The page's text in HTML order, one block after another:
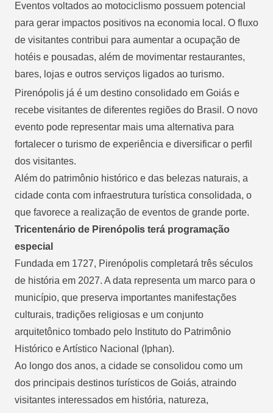
Eventos voltados ao motociclismo possuem potencial
para gerar impactos positivos na economia local. O fluxo
de visitantes contribui para aumentar a ocupação de
hotéis e pousadas, além de movimentar restaurantes,
bares, lojas e outros serviços ligados ao turismo.
Pirenópolis já é um destino consolidado em Goiás e
recebe visitantes de diferentes regiões do Brasil. O novo
evento pode representar mais uma alternativa para
fortalecer o turismo de experiência e diversificar o perfil
dos visitantes.
Além do patrimônio histórico e das belezas naturais, a
cidade conta com infraestrutura turística consolidada, o
que favorece a realização de eventos de grande porte.
Tricentenário de Pirenópolis terá programação
especial
Fundada em 1727, Pirenópolis completará três séculos
de história em 2027. A data representa um marco para o
município, que preserva importantes manifestações
culturais, tradições religiosas e um conjunto
arquitetônico tombado pelo Instituto do Patrimônio
Histórico e Artístico Nacional (Iphan).
Ao longo dos anos, a cidade se consolidou como um
dos principais destinos turísticos de Goiás, atraindo
visitantes interessados em história, natureza,